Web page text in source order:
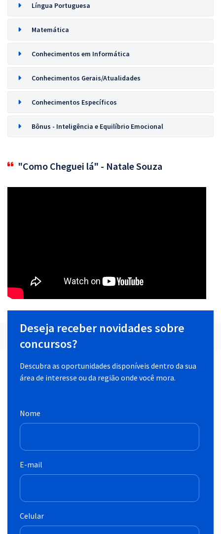
Língua Portuguesa
Matemática
Conhecimentos em Informática
Conhecimentos Gerais/Atualidades
Conhecimentos Específicos
Bônus - Inteligência e Equilíbrio Emocional
"Como Cheguei lá" - Natale Souza
Deseja receber novidades sobre
concursos?
Descubra as oportunidades disponíveis dentro da sua
área de interesse ou da região onde você mora.
Nome
E-mail
Celular